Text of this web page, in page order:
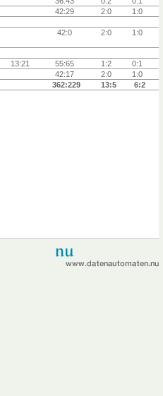
42:29 2:0 1:0
42:0 2:0 1:0
13:21 55:65 1:2
0:1
42:17 2:0
1:0
362:229
13:5 6:2